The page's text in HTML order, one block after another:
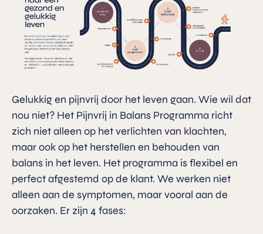
Gelukkig en pijnvrij door het leven gaan. Wie wil dat
nou niet? Het Pijnvrij in Balans Programma richt
zich niet alleen op het verlichten van klachten,
maar ook op het herstellen en behouden van
balans in het leven. Het programma is flexibel en
perfect afgestemd op de klant. We werken niet
alleen aan de symptomen, maar vooral aan de
oorzaken. Er zijn 4 fases: